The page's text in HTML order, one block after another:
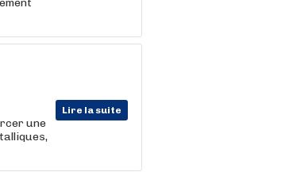
Lire la suite
une